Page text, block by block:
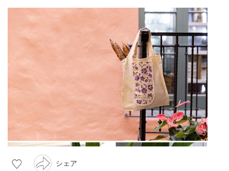
シェア